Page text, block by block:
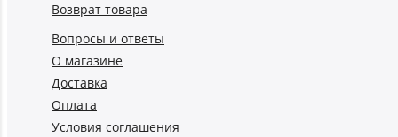
Возврат товара
Вопросы и ответы
О магазине
Доставка
Оплата
Условия соглашения